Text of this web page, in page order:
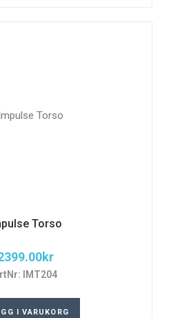
Torso
kr
IMT204
I VARUKORG